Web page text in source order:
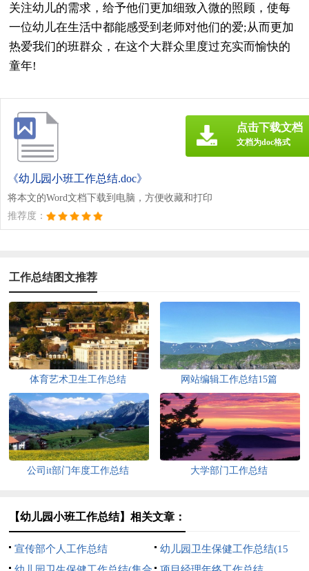
关注幼儿的需求，给予他们更加细致入微的照顾，使每
一位幼儿在生活中都能感受到老师对他们的爱;从而更加
热爱我们的班群众，在这个大群众里度过充实而愉快的
童年!
《幼儿园小班工作总结.doc》
将本文的Word文档下载到电脑，方便收藏和打印
推荐度：
点击下载文档
文档为doc格式
工作总结图文推荐
体育艺术卫生工作总结 网站编辑工作总结15篇
公司it部门年度工作总结 大学部门工作总结
【幼儿园小班工作总结】相关文章：
宣传部个人工作总结
幼儿园卫生保健工作总结(15